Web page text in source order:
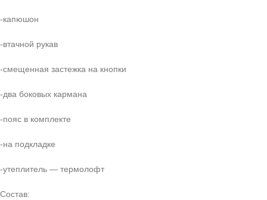
-капюшон
-втачной рукав
-смещенная застежка на кнопки
-два боковых кармана
-пояс в комплекте
-на подкладке
-утеплитель — термолофт
Состав: